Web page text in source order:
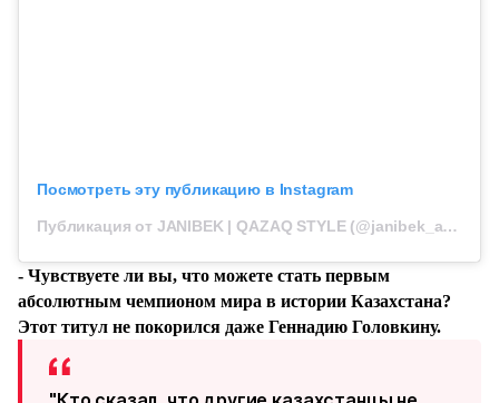
Посмотреть эту публикацию в Instagram
Публикация от JANIBEK | QAZAQ STYLE (@janibek_alimkhanuly)
- Чувствуете ли вы, что можете стать первым
абсолютным чемпионом мира в истории Казахстана?
Этот титул не покорился даже Геннадию Головкину.